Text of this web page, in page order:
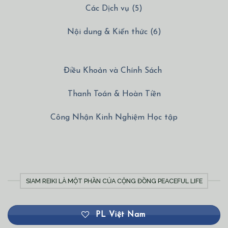
Các Dịch vụ (5)
Nội dung & Kiến thức (6)
Điều Khoản và Chính Sách
Thanh Toán & Hoàn Tiền
Công Nhận Kinh Nghiệm Học tập
SIAM REIKI LÀ MỘT PHẦN CỦA CỘNG ĐỒNG PEACEFUL LIFE
PL Việt Nam